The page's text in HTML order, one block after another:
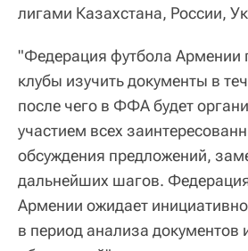
лигами Казахстана, России,
"Федерация футбола Армении
клубы изучить документы в
после чего в ФФА будет
участием всех
обсуждения предложений,
дальнейших шагов.
Армении ожидает
в период анализа документов